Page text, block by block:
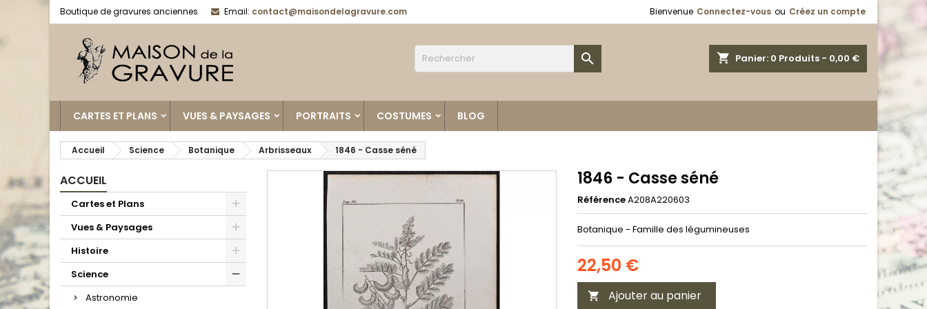
Boutique de gravures anciennes Email: contact@maisondelagravure.com Bienvenue Connectez-vous ou Créez un compte
shopping_cart Panier: 0 Produits - 0,00 €

CARTES ET PLANS VUES & PAYSAGES PORTRAITS COSTUMES BLOG
Accueil Science Botanique Arbrisseaux 1846 - Casse séné
ACCUEIL
Cartes et Plans
Vues & Paysages
Histoire
Science
Astronomie
1846 - Casse séné
RéférenceA208A220603
Botanique - Famille des légumineuses
22,50 €
 Ajouter au panier